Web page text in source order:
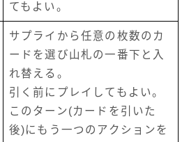
てもよい。
サプライから任意の枚数のカ
ードを選び山札の一番下と入
れ替える。
引く前にプレイしてもよい。
このターン(カードを引いた
後)にもう一つのアクションを